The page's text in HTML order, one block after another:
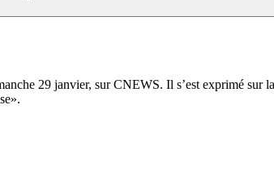
29 janvier, sur CNEWS. Il s’est exprimé